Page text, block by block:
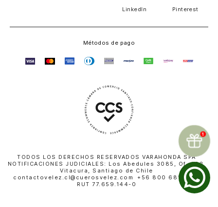
LinkedIn Pinterest
Métodos de pago
TODOS LOS DERECHOS RESERVADOS VARAHONDA SPA
NOTIFICACIONES JUDICIALES: Los Abedules 3085, Of. 402,
Vitacura, Santiago de Chile
contactovelez.cl@cuerosvelez.com +56 800 681 010 |
RUT 77.659.144-0